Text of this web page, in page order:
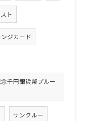
ト
ジカード
千円銀貨幣プルー
サンクルー